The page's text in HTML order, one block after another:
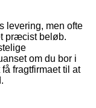
levering, men ofte
præcist beløb.
om du bor i
fragtfirmaet til at